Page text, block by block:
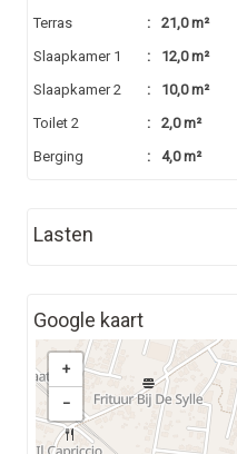
Terras
: 21,0 m²
Slaapkamer 1
: 12,0 m²
Slaapkamer 2
: 10,0 m²
Toilet 2
: 2,0 m²
Berging
: 4,0 m²
Lasten
Google kaart
+
−